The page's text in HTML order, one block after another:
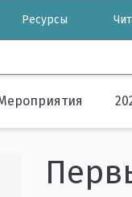
Ресурсы